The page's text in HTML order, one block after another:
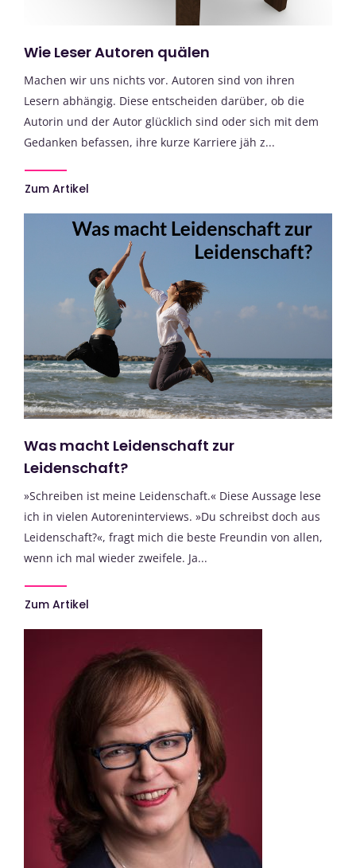
Wie Leser Autoren quälen
Machen wir uns nichts vor. Autoren sind von ihren
Lesern abhängig. Diese entscheiden darüber, ob die
Autorin und der Autor glücklich sind oder sich mit dem
Gedanken befassen, ihre kurze Karriere jäh z...
Zum Artikel
Was macht Leidenschaft zur
Leidenschaft?
»Schreiben ist meine Leidenschaft.« Diese Aussage lese
ich in vielen Autoreninterviews. »Du schreibst doch aus
Leidenschaft?«, fragt mich die beste Freundin von allen,
wenn ich mal wieder zweifele. Ja...
Zum Artikel